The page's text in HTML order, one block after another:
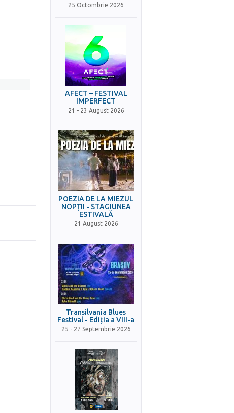
25 Octombrie 2026
AFECT – FESTIVAL
IMPERFECT
21 - 23 August 2026
POEZIA DE LA MIEZUL
NOPȚII - STAGIUNEA
ESTIVALĂ
21 August 2026
Transilvania Blues
Festival - Ediția a VIII-a
25 - 27 Septembrie 2026